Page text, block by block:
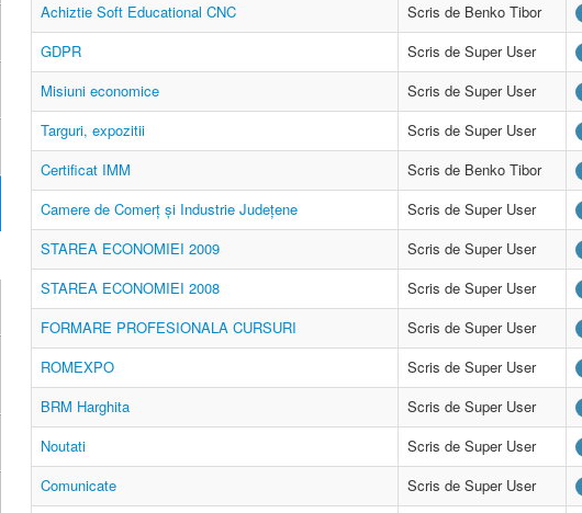
Achiztie Soft Educational CNC
Scris de Benko Tibor
GDPR Scris de Super User
Misiuni economice Scris de Super User
Targuri, expozitii Scris de Super User
Certificat IMM Scris de Benko Tibor
Camere de Comerţ şi Industrie Judeţene Scris de Super User
STAREA ECONOMIEI 2009 Scris de Super User
STAREA ECONOMIEI 2008 Scris de Super User
FORMARE PROFESIONALA CURSURI Scris de Super User
ROMEXPO Scris de Super User
BRM Harghita Scris de Super User
Noutati Scris de Super User
Comunicate Scris de Super User